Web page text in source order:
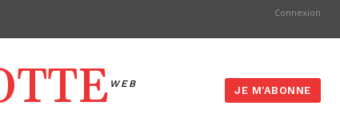
Connexion
WEB
JE M'ABONNE